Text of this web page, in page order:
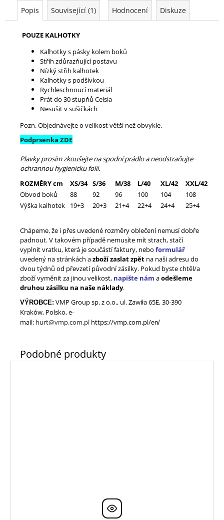
Popis Související (1) Hodnocení Diskuze
POUZE KALHOTKY
Kalhotky s pásky kolem boků
Střih zdůrazňující postavu
Nízký střih kalhotek
Kalhotky s podšívkou
Rychleschnoucí materiál
Prát do 30 stupňů Celsia
Nesušit v sušičkách
Pozn. Objednávejte o velikost větší než obvykle.
Podprsenka ZDE
Plavky prosím zkoušejte na spodní prádlo a neodstraňujte
ochrannou hygienicku folii.
ROZMĚRY cm
XS/34 S/36 M/38 L/40 XL/42
XXL/42
Obvod boků
88 92 96 100 104
108
Výška kalhotek
19+3 20+3 21+4 22+4 24+4 25+4
Chápeme, že i přes uvedené rozměry oblečení nemusí dobře
padnout. V takovém případě nemusíte mít strach, stačí
vyplnit vratku, která je součástí faktury, nebo formulář
uvedený na stránkách azboží zaslat zpět na naši adresu do
dvou týdnů od převzetí původní zásilky. Pokud byste chtěl/a
zboží vyměnit za jinou velikost, napište nám aodešleme
druhou zásilku na naše náklady.
VÝROBCE: VMP Group sp. z o.o., ul. Zawiła 65E, 30-390
Kraków, Polsko, e-
mail: hurt@vmp.com.pl https://vmp.com.pl/en/